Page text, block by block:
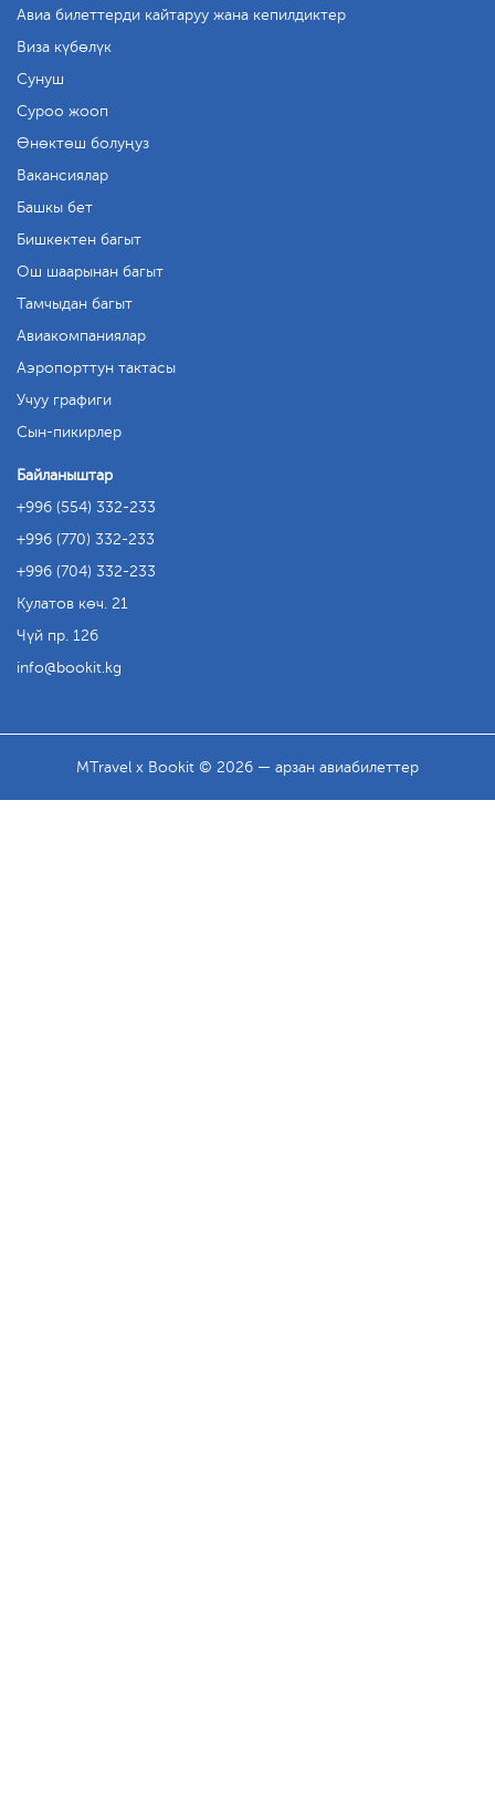
Авиа билеттерди кайтаруу жана кепилдиктер
Виза күбөлүк
Сунуш
Суроо жооп
Өнөктөш болуңуз
Вакансиялар
Башкы бет
Бишкектен багыт
Ош шаарынан багыт
Тамчыдан багыт
Авиакомпаниялар
Аэропорттун тактасы
Учуу графиги
Сын-пикирлер
Байланыштар
+996 (554) 332-233
+996 (770) 332-233
+996 (704) 332-233
Кулатов көч. 21
Чүй пр. 126
info
bookit.kg
MTravel x Bookit © 2026 — арзан авиабилеттер